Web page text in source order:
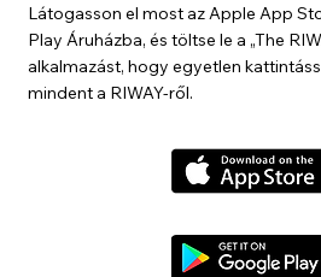
Látogasson el most az Apple App
Play Áruházba, és töltse le a „The
alkalmazást, hogy egyetlen
mindent a RIWAY-ről.